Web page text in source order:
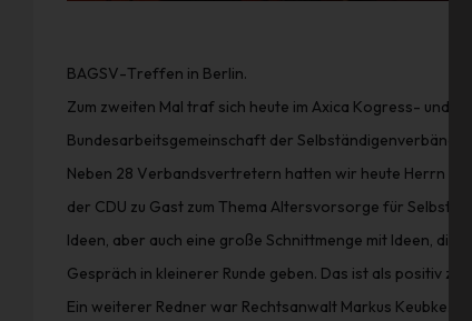
BAGSV-Treffen in Berlin.
Zum zweiten Mal traf sich heute im Axica Kogress- und
Bundesarbeitsgemeinschaft der Selbständigenverbände.
Neben 28 Verbandsvertretern hatten wir heute Herrn
der CDU zu Gast zum Thema Altersvorsorge für
Ideen, aber auch eine große Schnittmenge mit Ideen, die
Gespräch in kleinerer Runde geben. Das ist als positiv zu
Ein weiterer Redner war Rechtsanwalt Markus Keubke.